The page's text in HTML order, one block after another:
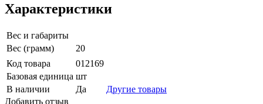
Характеристики
Вес и габариты
Вес (грамм)
20
Код товара
012169
Базовая единица шт
В наличии
Да
Другие товары
Добавить отзыв